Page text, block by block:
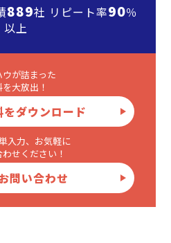
889社 リピート率90％
以上
ウが詰まった
大放出！
ダウンロード
入力、お気軽に
せください！
問い合わせ